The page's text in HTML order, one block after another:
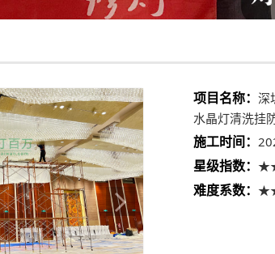
项目名称： 深
水晶灯清洗挂
施工时间：
星级指数：
难度系数：